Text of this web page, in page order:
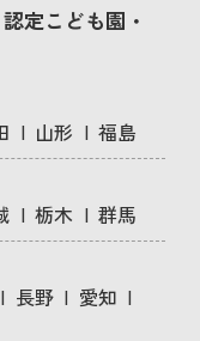
定こども園・
山形
福島
栃木
群馬
長野
愛知